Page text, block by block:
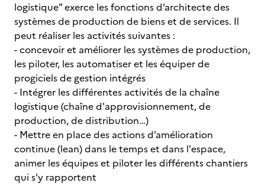
logistique" exerce les fonctions d’architecte des
systèmes de production de biens et de services. Il
peut réaliser les activités suivantes :
- concevoir et améliorer les systèmes de production,
les piloter, les automatiser et les équiper de
progiciels de gestion intégrés
- Intégrer les différentes activités de la chaîne
logistique (chaîne d'approvisionnement, de
production, de distribution…)
- Mettre en place des actions d’amélioration
continue (lean) dans le temps et dans l'espace,
animer les équipes et piloter les différents chantiers
qui s'y rapportent